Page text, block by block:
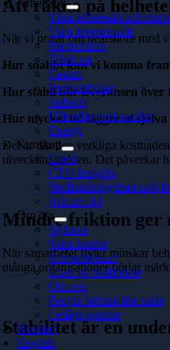
Arbetssätt
Våra arbetssätt och
Våra leveranssätt
Partnerskap
Telekom
Finans
Produktbolag
Industri
Offentlig verksamhet
Energi
Kunskap
Event
CTO Insights
Nedladdningsbart och
Allt om AI
Om oss
Nyheter
Våra kontor
Konsultquizet
Livet på Softhouse
Om oss
People behind the code
Lediga tjänster
Kontakt
English
Att räkna på
När vi pratar om nearshore med
Hur snabbt kan vi komma
Hur stabil blir leveransen över
Hur mycket tid lägger ni
Det är där den verkliga
utvecklingstakten. Det påverkar
Mindre friktion ger
När samarbetet flyter minskar
många organisationer börjar
Stabilitet är en